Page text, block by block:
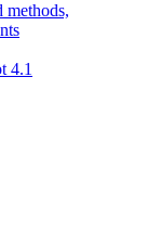
methods,
4.1